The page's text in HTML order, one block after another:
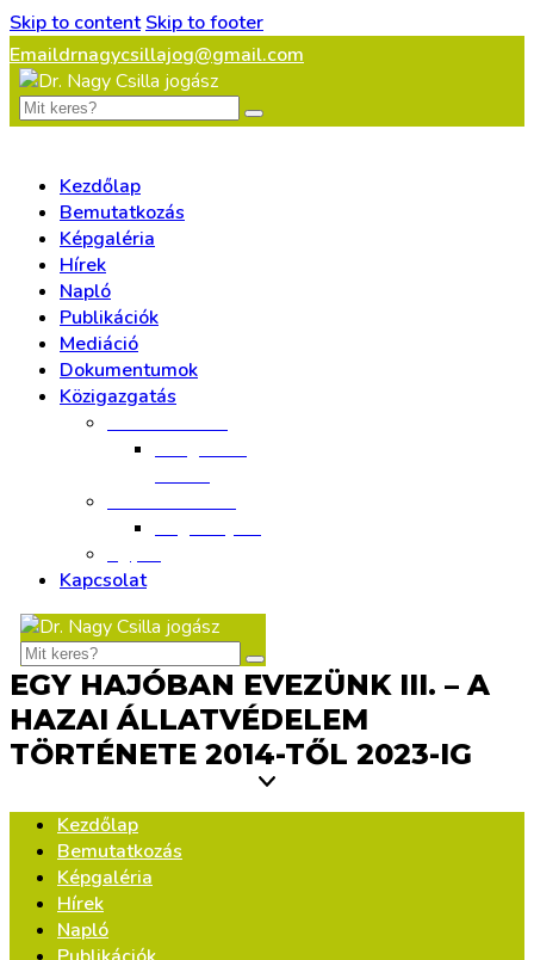
Skip to content Skip to footer
Emaildrnagycsillajog@gmail.com
Kezdőlap
Bemutatkozás
Képgaléria
Hírek
Napló
Publikációk
Mediáció
Dokumentumok
Közigazgatás
Kapcsolat
EGY HAJÓBAN EVEZÜNK III. – A
HAZAI ÁLLATVÉDELEM
TÖRTÉNETE 2014-TŐL 2023-IG
Kezdőlap
Bemutatkozás
Képgaléria
Hírek
Napló